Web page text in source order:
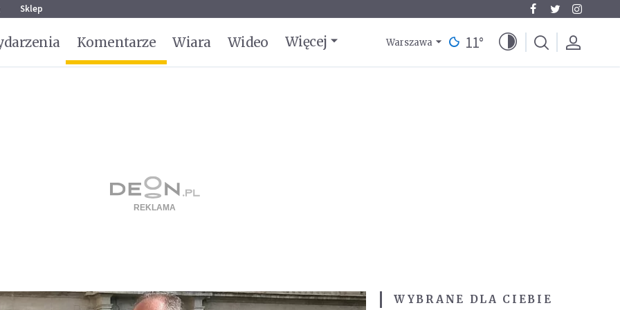
Sklep
Komentarze Wiara Wideo Więcej Warszawa 11°
WYBRANE DLA CIEBIE